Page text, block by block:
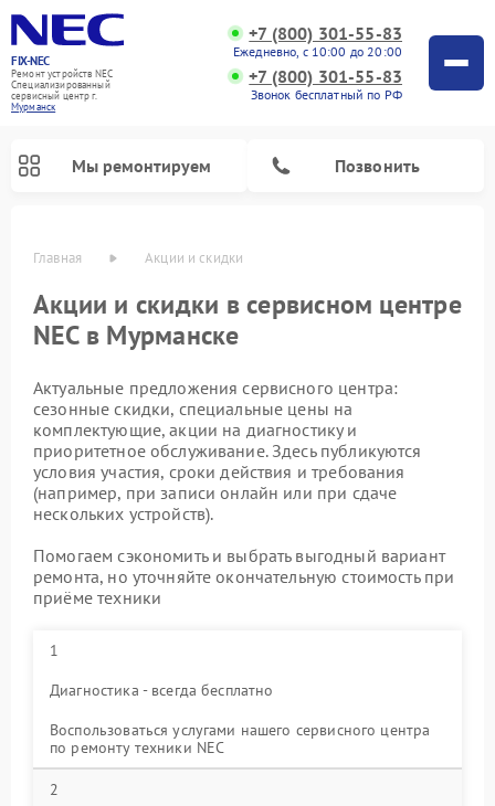
FIX-NEC
Ремонт устройств NEC
Специализированный
cервисный центр г.
Мурманск
+7 (800) 301-55-83
Ежедневно, с 10:00 до 20:00
+7 (800) 301-55-83
Звонок бесплатный по РФ
Мы ремонтируем Позвонить
Главная Акции и скидки
Акции и скидки в сервисном центре
NEC в Мурманске
Актуальные предложения сервисного центра:
сезонные скидки, специальные цены на
комплектующие, акции на диагностику и
приоритетное обслуживание. Здесь публикуются
условия участия, сроки действия и требования
(например, при записи онлайн или при сдаче
нескольких устройств).
Помогаем сэкономить и выбрать выгодный вариант
ремонта, но уточняйте окончательную стоимость при
приёме техники
1
Диагностика - всегда бесплатно
Воспользоваться услугами нашего сервисного центра
по ремонту техники NEC
2